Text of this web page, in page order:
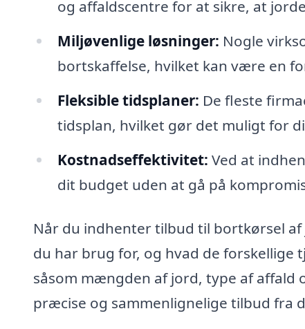
og affaldscentre for at sikre, at
Miljøvenlige løsninger: Nogle
bortskaffelse, hvilket kan være en
Fleksible tidsplaner: De fleste
tidsplan, hvilket gør det muligt for
Kostnadseffektivitet: Ved at
dit budget uden at gå på
Når du indhenter tilbud til bortkørsel
du har brug for, og hvad de forskellige
såsom mængden af jord, type af affald
præcise og sammenlignelige tilbud fra